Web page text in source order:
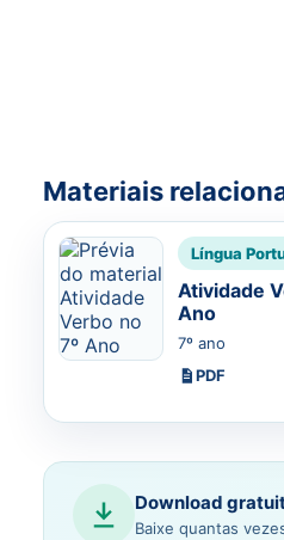
Materiais
Língua
Atividade
Ano
7º ano
PDF
Download
Baixe quantas